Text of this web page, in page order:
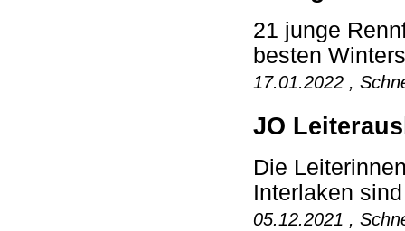
21 junge
besten
17.01.2022 ,
JO
Die
Interlaken
05.12.2021 ,